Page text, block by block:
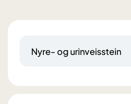
Nyre- og urinveisstein